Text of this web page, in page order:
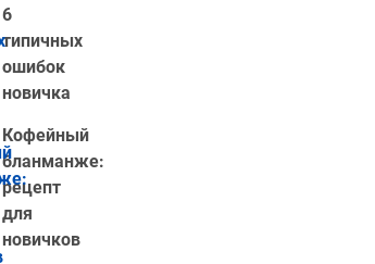
6
типичных
ошибок
новичка
Кофейный
бланманже:
рецепт
для
новичков